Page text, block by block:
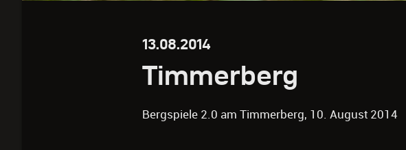
13.08.2014
Timmerberg
Bergspiele 2.0 am Timmerberg, 10. August 2014